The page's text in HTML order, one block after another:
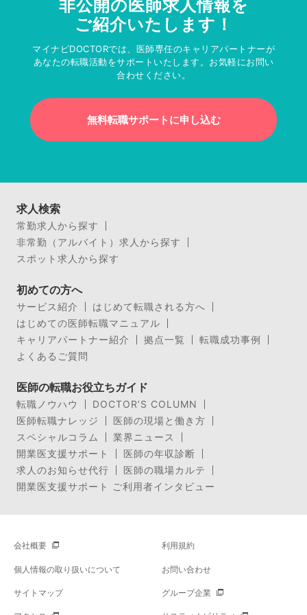
非公開の医師求人情報を
ご紹介いたします！
マイナビDOCTORでは、医師専任のキャリアパートナーが
あなたの転職活動をサポートいたします。お気軽にお問い
合わせください。
無料転職サポートに申し込む
求人検索
常勤求人から探す
非常勤（アルバイト）求人から探す
スポット求人から探す
初めての方へ
サービス紹介
はじめて転職される方へ
はじめての医師転職マニュアル
キャリアパートナー紹介
拠点一覧
転職成功事例
よくあるご質問
医師の転職お役立ちガイド
転職ノウハウ
DOCTOR’S COLUMN
医師転職ナレッジ
医師の現場と働き方
スペシャルコラム
業界ニュース
開業医支援サポート
医師の年収診断
求人のお知らせ代行
医師の職場カルテ
開業医支援サポート ご利用者インタビュー
会社概要 利用規約
個人情報の取り扱いについて お問い合わせ
サイトマップ グループ企業